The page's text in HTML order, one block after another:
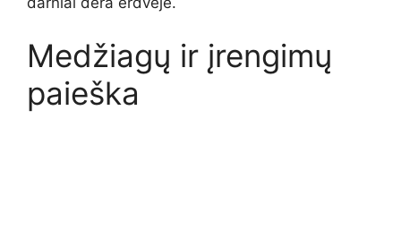
Medžiagų ir įrengimų
paieška